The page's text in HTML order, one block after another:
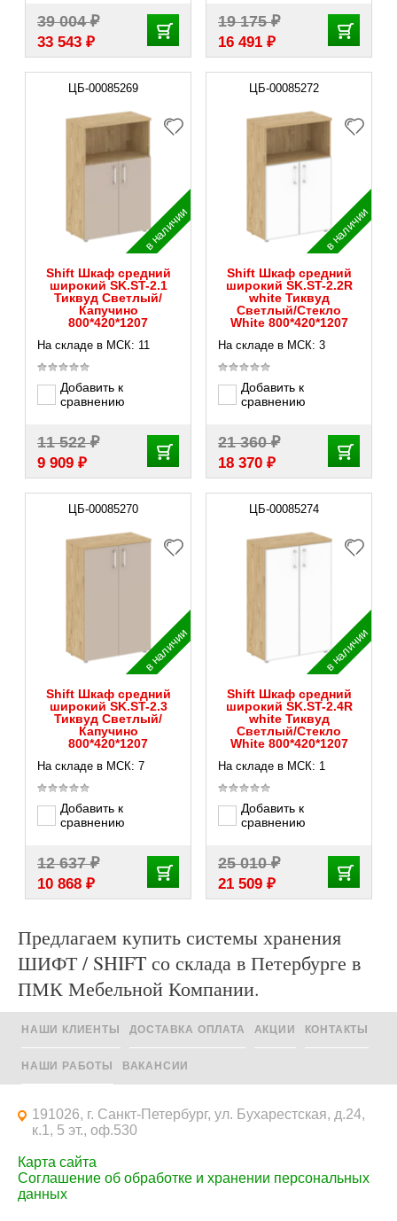
39 004₽
33 543 ₽
19 175₽
16 491 ₽
ЦБ-00085269
в наличии
Shift Шкаф средний
широкий SK.ST-2.1
Тиквуд Светлый/
Капучино
800*420*1207
На складе в МСК: 11
Добавить к
сравнению
11 522₽
9 909 ₽
ЦБ-00085272
в наличии
Shift Шкаф средний
широкий SK.ST-2.2R
white Тиквуд
Светлый/Стекло
White 800*420*1207
На складе в МСК: 3
Добавить к
сравнению
21 360₽
18 370 ₽
ЦБ-00085270
в наличии
Shift Шкаф средний
широкий SK.ST-2.3
Тиквуд Светлый/
Капучино
800*420*1207
На складе в МСК: 7
Добавить к
сравнению
12 637₽
10 868 ₽
ЦБ-00085274
в наличии
Shift Шкаф средний
широкий SK.ST-2.4R
white Тиквуд
Светлый/Стекло
White 800*420*1207
На складе в МСК: 1
Добавить к
сравнению
25 010₽
21 509 ₽
Предлагаем купить системы хранения
ШИФТ / SHIFT со склада в Петербурге в
ПМК Мебельной Компании.
НАШИ КЛИЕНТЫ ДОСТАВКА ОПЛАТА АКЦИИ КОНТАКТЫ
НАШИ РАБОТЫ ВАКАНСИИ
191026, г. Санкт-Петербург, ул. Бухарестская, д.24,
к.1, 5 эт., оф.530
Карта сайта
Соглашение об обработке и хранении персональных
данных